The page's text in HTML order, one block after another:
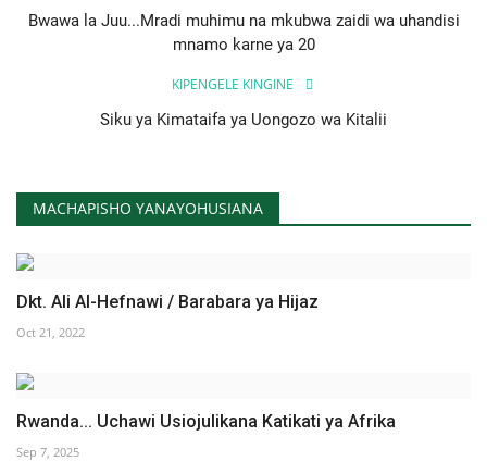
Bwawa la Juu...Mradi muhimu na mkubwa zaidi wa uhandisi
mnamo karne ya 20
KIPENGELE KINGINE
Siku ya Kimataifa ya Uongozo wa Kitalii
MACHAPISHO YANAYOHUSIANA
Dkt. Ali Al-Hefnawi / Barabara ya Hijaz
Oct 21, 2022
Rwanda... Uchawi Usiojulikana Katikati ya Afrika
Sep 7, 2025